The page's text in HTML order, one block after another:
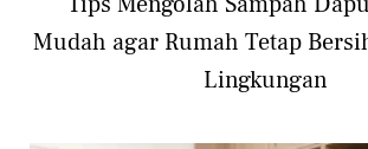
Mudah agar Rumah Tetap
Lingkungan